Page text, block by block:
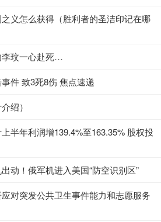
义怎么获得（胜利者的圣洁印记在哪
李玟一心赴死…
件 致3死8伤 焦点速递
绍）
半年利润增139.4%至163.35% 股权投
动！俄军机进入美国“防空识别区”
对突发公共卫生事件能力和志愿服务